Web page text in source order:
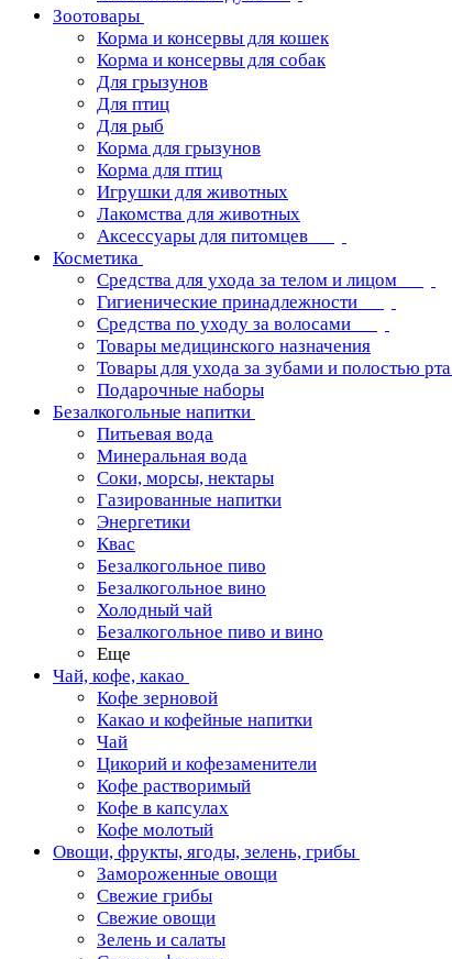
Зоотовары
Корма и консервы для кошек
Корма и консервы для собак
Для грызунов
Для птиц
Для рыб
Корма для грызунов
Корма для птиц
Игрушки для животных
Лакомства для животных
Аксессуары для питомцев
Косметика
Средства для ухода за телом и лицом
Гигиенические принадлежности
Средства по уходу за волосами
Товары медицинского назначения
Товары для ухода за зубами и полостью рта
Подарочные наборы
Безалкогольные напитки
Питьевая вода
Минеральная вода
Соки, морсы, нектары
Газированные напитки
Энергетики
Квас
Безалкогольное пиво
Безалкогольное вино
Холодный чай
Безалкогольное пиво и вино
Еще
Чай, кофе, какао
Кофе зерновой
Какао и кофейные напитки
Чай
Цикорий и кофезаменители
Кофе растворимый
Кофе в капсулах
Кофе молотый
Овощи, фрукты, ягоды, зелень, грибы
Замороженные овощи
Свежие грибы
Свежие овощи
Зелень и салаты